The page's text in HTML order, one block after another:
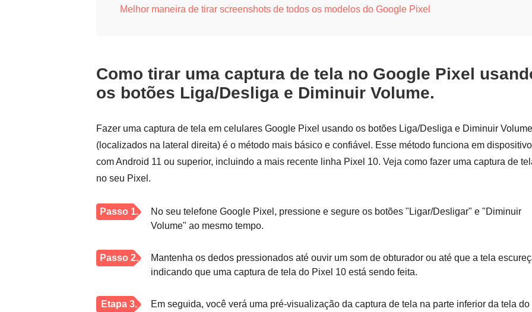
Melhor maneira de tirar screenshots de todos os modelos do Google Pixel
Como tirar uma captura de tela no Google Pixel
os botões Liga/Desliga e Diminuir Volume.
Fazer uma captura de tela em celulares Google Pixel usando os botões Liga/Desliga e Diminuir Volume
(localizados na lateral direita) é o método mais básico e confiável. Esse método funciona em
com Android 11 ou superior, incluindo a mais recente linha Pixel 10. Veja como fazer uma captura de
no seu Pixel.
Passo 1.
No seu telefone Google Pixel, pressione e segure os botões "Ligar/Desligar" e "Diminuir
Volume" ao mesmo tempo.
Passo 2.
Mantenha os dedos pressionados até ouvir um som de obturador ou até que a tela
indicando que uma captura de tela do Pixel 10 está sendo feita.
Etapa 3.
Em seguida, você verá uma pré-visualização da captura de tela na parte inferior da tela do